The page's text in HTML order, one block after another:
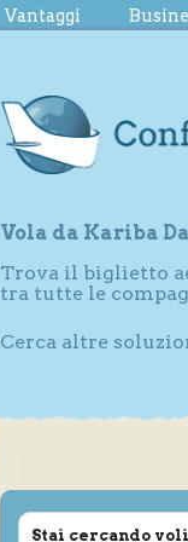
Vantaggi
Vola da Kariba
Trova il biglietto
tra tutte le
Cerca altre
Stai cercando